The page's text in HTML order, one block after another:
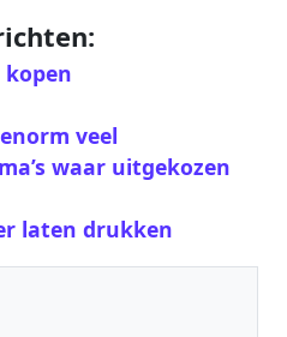
veel
waar uitgekozen
laten drukken